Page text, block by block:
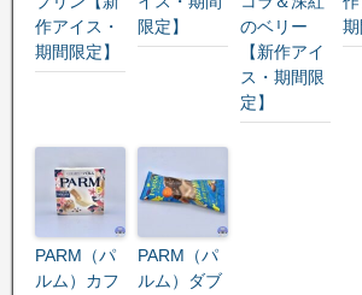
作アイス・
期間限定】
限定】
のベリー
【新作アイ
ス・期間限
定】
期
PARM（パ
ルム）カフ
PARM（パ
ルム）ダブ